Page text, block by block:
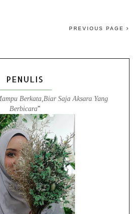
PREVIOUS PAGE
PENULIS
Berkata,Biar Saja Aksara Yang
Berbicara"